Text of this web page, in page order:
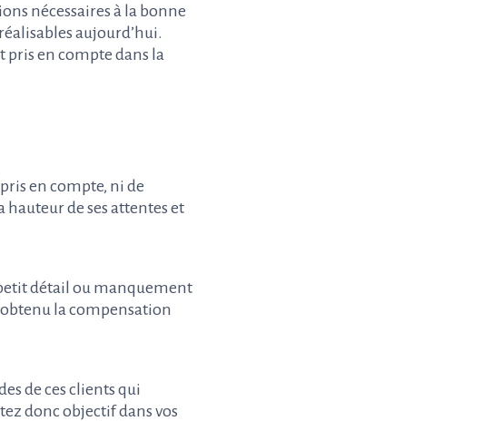
nécessaires à la bonne
aujourd’hui.
pris en compte dans la
en compte, ni de
de ses attentes et
détail ou manquement
obtenu la compensation
de ces clients qui
donc objectif dans vos